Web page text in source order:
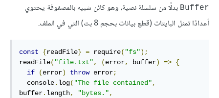
Buffer بدلًا من سلسلة نصية، وهو كائن شبيه بالمصفوفة يحتوي
أعدادًا تمثل البايتات (قطع بيانات بحجم 8 بت) التي في الملف.
const {readFile} = require( "fs");
readFile( "file.txt", (error, buffer) => {
if
(error) throw error;
  console
. log( "The file contained",
buffer. length, "bytes.",